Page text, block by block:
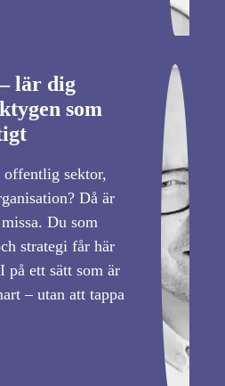
lär dig
som
sektor,
Då är
Du som
strategi får här
på ett sätt som är
– utan att tappa